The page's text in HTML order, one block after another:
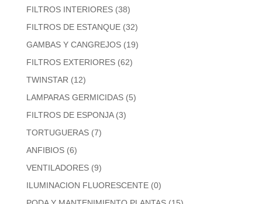
FILTROS INTERIORES (38)
FILTROS DE ESTANQUE (32)
GAMBAS Y CANGREJOS (19)
FILTROS EXTERIORES (62)
TWINSTAR (12)
LAMPARAS GERMICIDAS (5)
FILTROS DE ESPONJA (3)
TORTUGUERAS (7)
ANFIBIOS (6)
VENTILADORES (9)
ILUMINACION FLUORESCENTE (0)